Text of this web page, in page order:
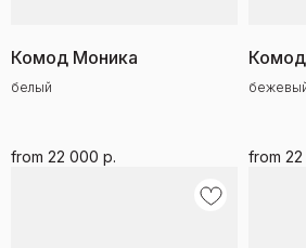
Комод Моника
белый
from 22 000 р. from